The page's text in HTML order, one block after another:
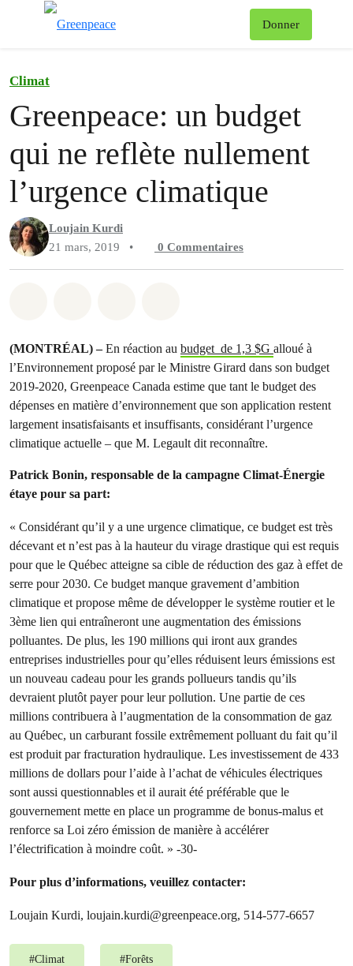
Donner
Climat
Greenpeace: un budget
qui ne reflète nullement
l’urgence climatique
Loujain Kurdi
21 mars, 2019
• 0 Commentaires
(MONTRÉAL) –En réaction au budget de 1,3 $G alloué à
l’Environnement proposé par le Ministre Girard dans son budget
2019-2020, Greenpeace Canada estime que tant le budget des
dépenses en matière d’environnement que son application restent
largement insatisfaisants et insuffisants, considérant l’urgence
climatique actuelle – que M. Legault dit reconnaître.
Patrick Bonin, responsable de la campagne Climat-Énergie
étaye pour sa part:
« Considérant qu’il y a une urgence climatique, ce budget est très
décevant et n’est pas à la hauteur du virage drastique qui est requis
pour que le Québec atteigne sa cible de réduction des gaz à effet de
serre pour 2030. Ce budget manque gravement d’ambition
climatique et propose même de développer le système routier et le
3ème lien qui entraîneront une augmentation des émissions
polluantes. De plus, les 190 millions qui iront aux grandes
entreprises industrielles pour qu’elles réduisent leurs émissions est
un nouveau cadeau pour les grands pollueurs tandis qu’ils
devraient plutôt payer pour leur pollution. Une partie de ces
millions contribuera à l’augmentation de la consommation de gaz
au Québec, un carburant fossile extrêmement polluant du fait qu’il
est produit par fracturation hydraulique. Les investissement de 433
millions de dollars pour l’aide à l’achat de véhicules électriques
sont aussi questionnables et il aurait été préférable que le
gouvernement mette en place un programme de bonus-malus et
renforce sa Loi zéro émission de manière à accélérer
l’électrification à moindre coût. » -30-
Pour plus d’informations, veuillez contacter:
Loujain Kurdi, loujain.kurdi@greenpeace.org, 514-577-6657
#Climat #Forêts